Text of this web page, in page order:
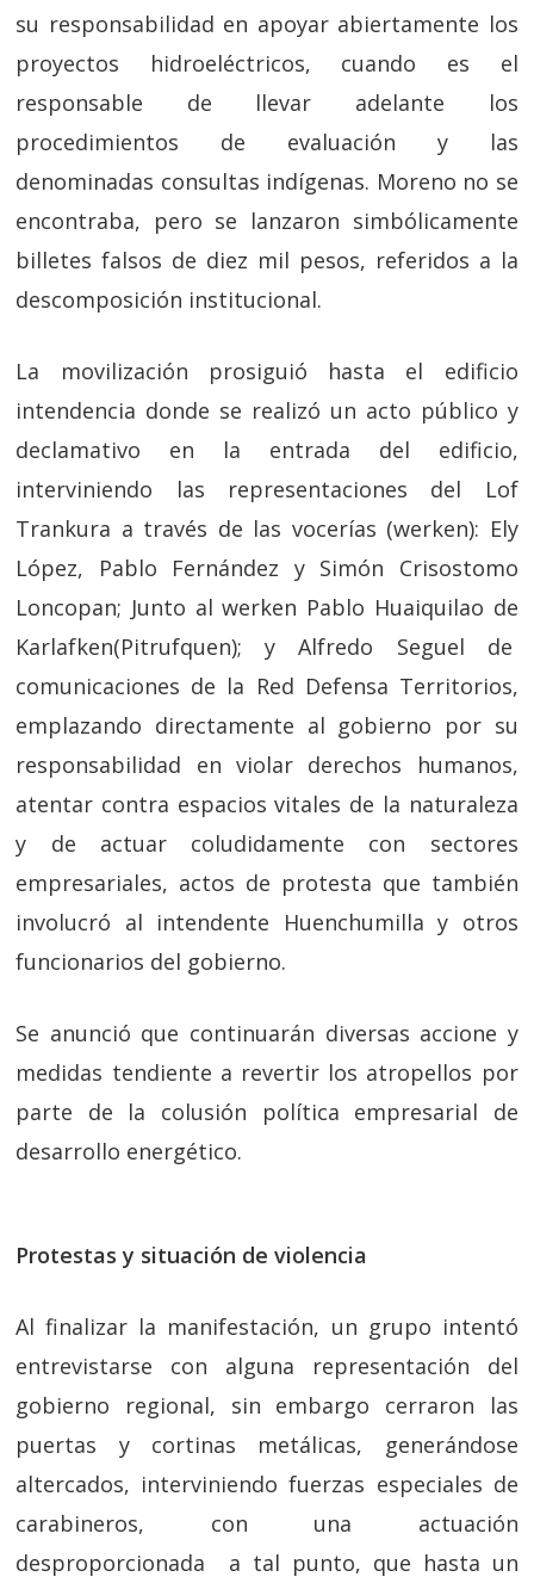
su responsabilidad en apoyar abiertamente los
proyectos hidroeléctricos, cuando es el
responsable de llevar adelante los
procedimientos de evaluación y las
denominadas consultas indígenas. Moreno no se
encontraba, pero se lanzaron simbólicamente
billetes falsos de diez mil pesos, referidos a la
descomposición institucional.
La movilización prosiguió hasta el edificio
intendencia donde se realizó un acto público y
declamativo en la entrada del edificio,
interviniendo las representaciones del Lof
Trankura a través de las vocerías (werken): Ely
López, Pablo Fernández y Simón Crisostomo
Loncopan; Junto al werken Pablo Huaiquilao de
Karlafken(Pitrufquen); y Alfredo Seguel de
comunicaciones de la Red Defensa Territorios,
emplazando directamente al gobierno por su
responsabilidad en violar derechos humanos,
atentar contra espacios vitales de la naturaleza
y de actuar coludidamente con sectores
empresariales, actos de protesta que también
involucró al intendente Huenchumilla y otros
funcionarios del gobierno.
Se anunció que continuarán diversas accione y
medidas tendiente a revertir los atropellos por
parte de la colusión política empresarial de
desarrollo energético.
Protestas y situación de violencia
Al finalizar la manifestación, un grupo intentó
entrevistarse con alguna representación del
gobierno regional, sin embargo cerraron las
puertas y cortinas metálicas, generándose
altercados, interviniendo fuerzas especiales de
carabineros, con una actuación
desproporcionada a tal punto, que hasta un